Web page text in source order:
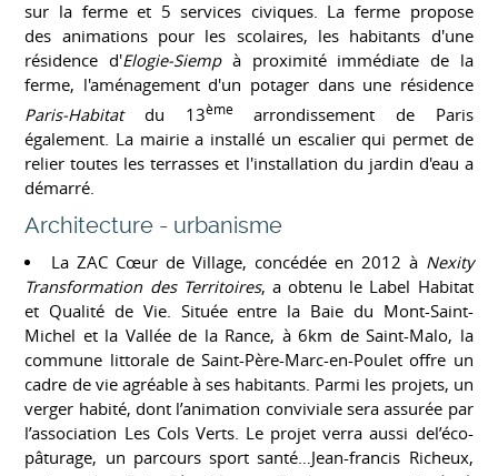
sur la ferme et 5 services civiques. La ferme propose
des animations pour les scolaires, les habitants d'une
résidence d'Elogie-Siempà proximité immédiate de la
ferme, l'aménagement d'un potager dans une résidence
Paris-Habitatdu 13èmearrondissement de Paris
également. La mairie a installé un escalier qui permet de
relier toutes les terrasses et l'installation du jardin d'eau a
démarré.
Architecture - urbanisme
La ZAC Cœur de Village, concédée en 2012 à Nexity
Transformation des Territoires, a obtenu le Label Habitat
et Qualité de Vie. Située entre la Baie du Mont-Saint-
Michel et la Vallée de la Rance, à 6km de Saint-Malo, la
commune littorale de Saint-Père-Marc-en-Poulet offre un
cadre de vie agréable à ses habitants. Parmi les projets, un
verger habité, dont l’animation conviviale sera assurée par
l’association Les Cols Verts. Le projet verra aussi del’éco-
pâturage, un parcours sport santé…Jean-francis Richeux,